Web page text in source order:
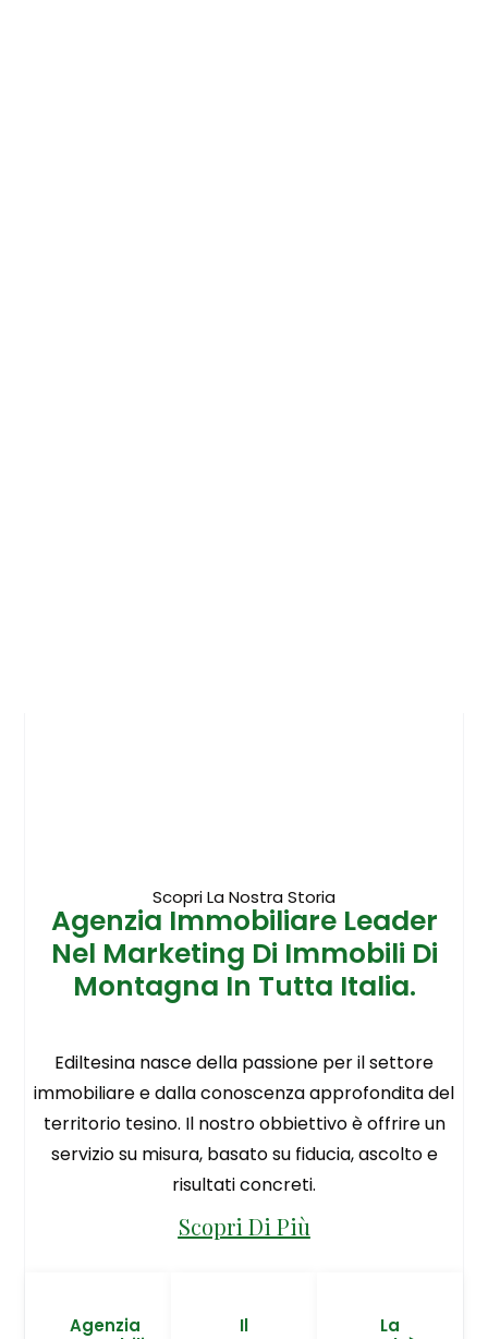
Scopri La Nostra Storia
Agenzia Immobiliare Leader
Nel Marketing Di Immobili Di
Montagna In Tutta Italia.
Ediltesina nasce della passione per il settore
immobiliare e dalla conoscenza approfondita del
territorio tesino. Il nostro obbiettivo è offrire un
servizio su misura, basato su fiducia, ascolto e
risultati concreti.
Scopri Di Più
Agenzia
Il
La